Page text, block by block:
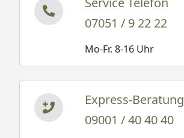
07051 / 9 22 22
Mo-Fr. 8-16 Uhr
Express-Beratung
09001 / 40 40 40